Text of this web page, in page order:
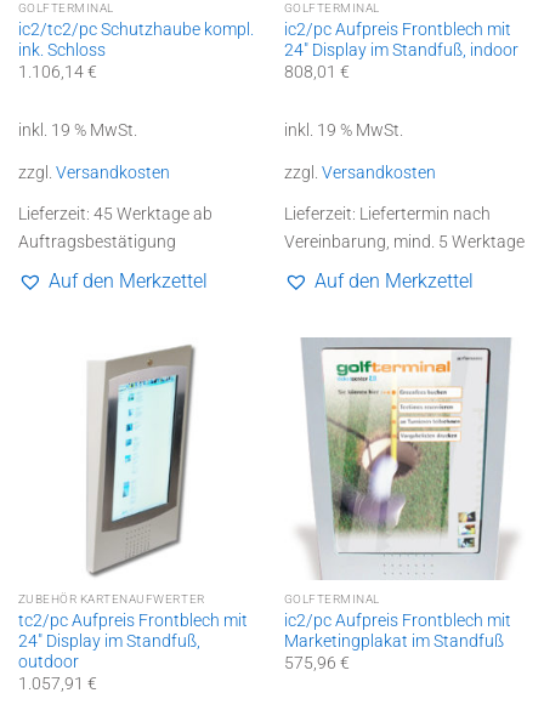
GOLFTERMINAL
ic2/tc2/pc Schutzhaube kompl.
ink. Schloss
1.106,14€
inkl. 19 % MwSt.
zzgl. Versandkosten
Lieferzeit: 45 Werktage ab
Auftragsbestätigung
Auf den Merkzettel
GOLFTERMINAL
ic2/pc Aufpreis Frontblech mit
24″ Display im Standfuß, indoor
808,01 €
inkl. 19 % MwSt.
zzgl. Versandkosten
Lieferzeit: Liefertermin nach
Vereinbarung, mind. 5 Werktage
Auf den Merkzettel
ZUBEHÖR KARTENAUFWERTER
tc2/pc Aufpreis Frontblech mit
24″ Display im Standfuß,
outdoor
1.057,91 €
GOLFTERMINAL
ic2/pc Aufpreis Frontblech mit
Marketingplakat im Standfuß
575,96 €